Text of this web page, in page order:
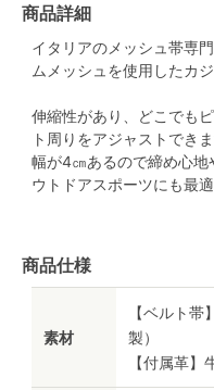
商品詳細
イタリアのメッシュ帯専
ムメッシュを使用したカ
伸縮性があり、どこでも
ト周りをアジャストできま
幅が4㎝あるので締め心
ウトドアスポーツにも最適
商品仕様
素材
【ベルト
製）
【付属革】